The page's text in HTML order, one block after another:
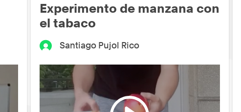
Experimento de manzana con
el tabaco
Santiago Pujol Rico